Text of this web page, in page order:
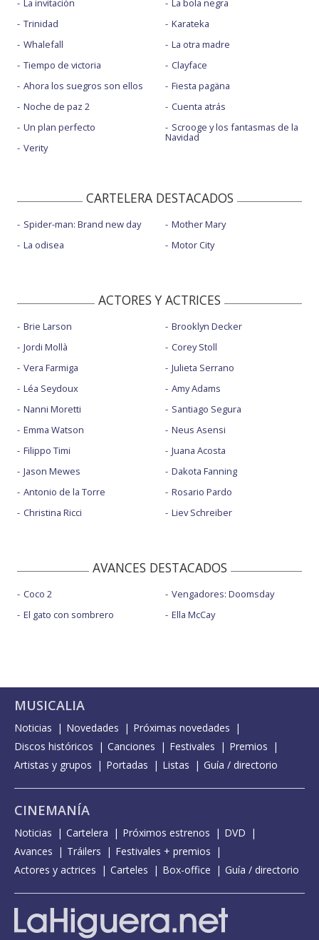
La invitación
Trinidad
Whalefall
Tiempo de victoria
Ahora los suegros son ellos
Noche de paz 2
Un plan perfecto
Verity
La bola negra
Karateka
La otra madre
Clayface
Fiesta pagäna
Cuenta atrás
Scrooge y los fantasmas de la
Navidad
CARTELERA DESTACADOS
Spider-man: Brand new day
La odisea
Mother Mary
Motor City
ACTORES Y ACTRICES
Brie Larson
Jordi Mollà
Vera Farmiga
Léa Seydoux
Nanni Moretti
Emma Watson
Filippo Timi
Jason Mewes
Antonio de la Torre
Christina Ricci
Brooklyn Decker
Corey Stoll
Julieta Serrano
Amy Adams
Santiago Segura
Neus Asensi
Juana Acosta
Dakota Fanning
Rosario Pardo
Liev Schreiber
AVANCES DESTACADOS
Coco 2
El gato con sombrero
Vengadores: Doomsday
Ella McCay
MUSICALIA
Noticias Novedades
Próximas novedades
Discos históricos
Canciones Festivales
Premios
Artistas y grupos
Portadas Listas Guía / directorio
CINEMANÍA
Noticias Cartelera Próximos estrenos
DVD
Avances
Tráilers
Festivales + premios
Actores y actrices
Carteles Box-office Guía / directorio